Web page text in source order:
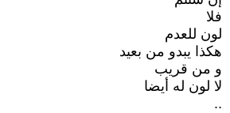
فلا
لون للعدم
هكذا يبدو من بعيد
و من قريب
لا لون له أيضا
..